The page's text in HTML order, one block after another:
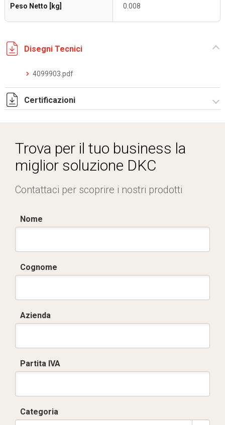
Peso Netto [kg] 0.008
Disegni Tecnici
4099903.pdf
Certificazioni
Trova per il tuo business la
miglior soluzione DKC
Contattaci per scoprire i nostri prodotti
Nome
Cognome
Azienda
Partita IVA
Categoria